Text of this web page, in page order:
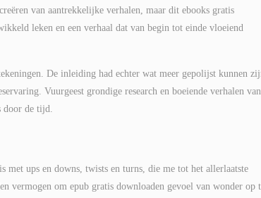
van aantrekkelijke verhalen, maar dit ebooks gratis
leken en een verhaal dat van begin tot einde vloeiend
De inleiding had echter wat meer gepolijst kunnen
Vuurgeest grondige research en boeiende verhalen
door de tijd.
met ups en downs, twists en turns, die me tot het allerlaatste
vermogen om epub gratis downloaden gevoel van wonder op